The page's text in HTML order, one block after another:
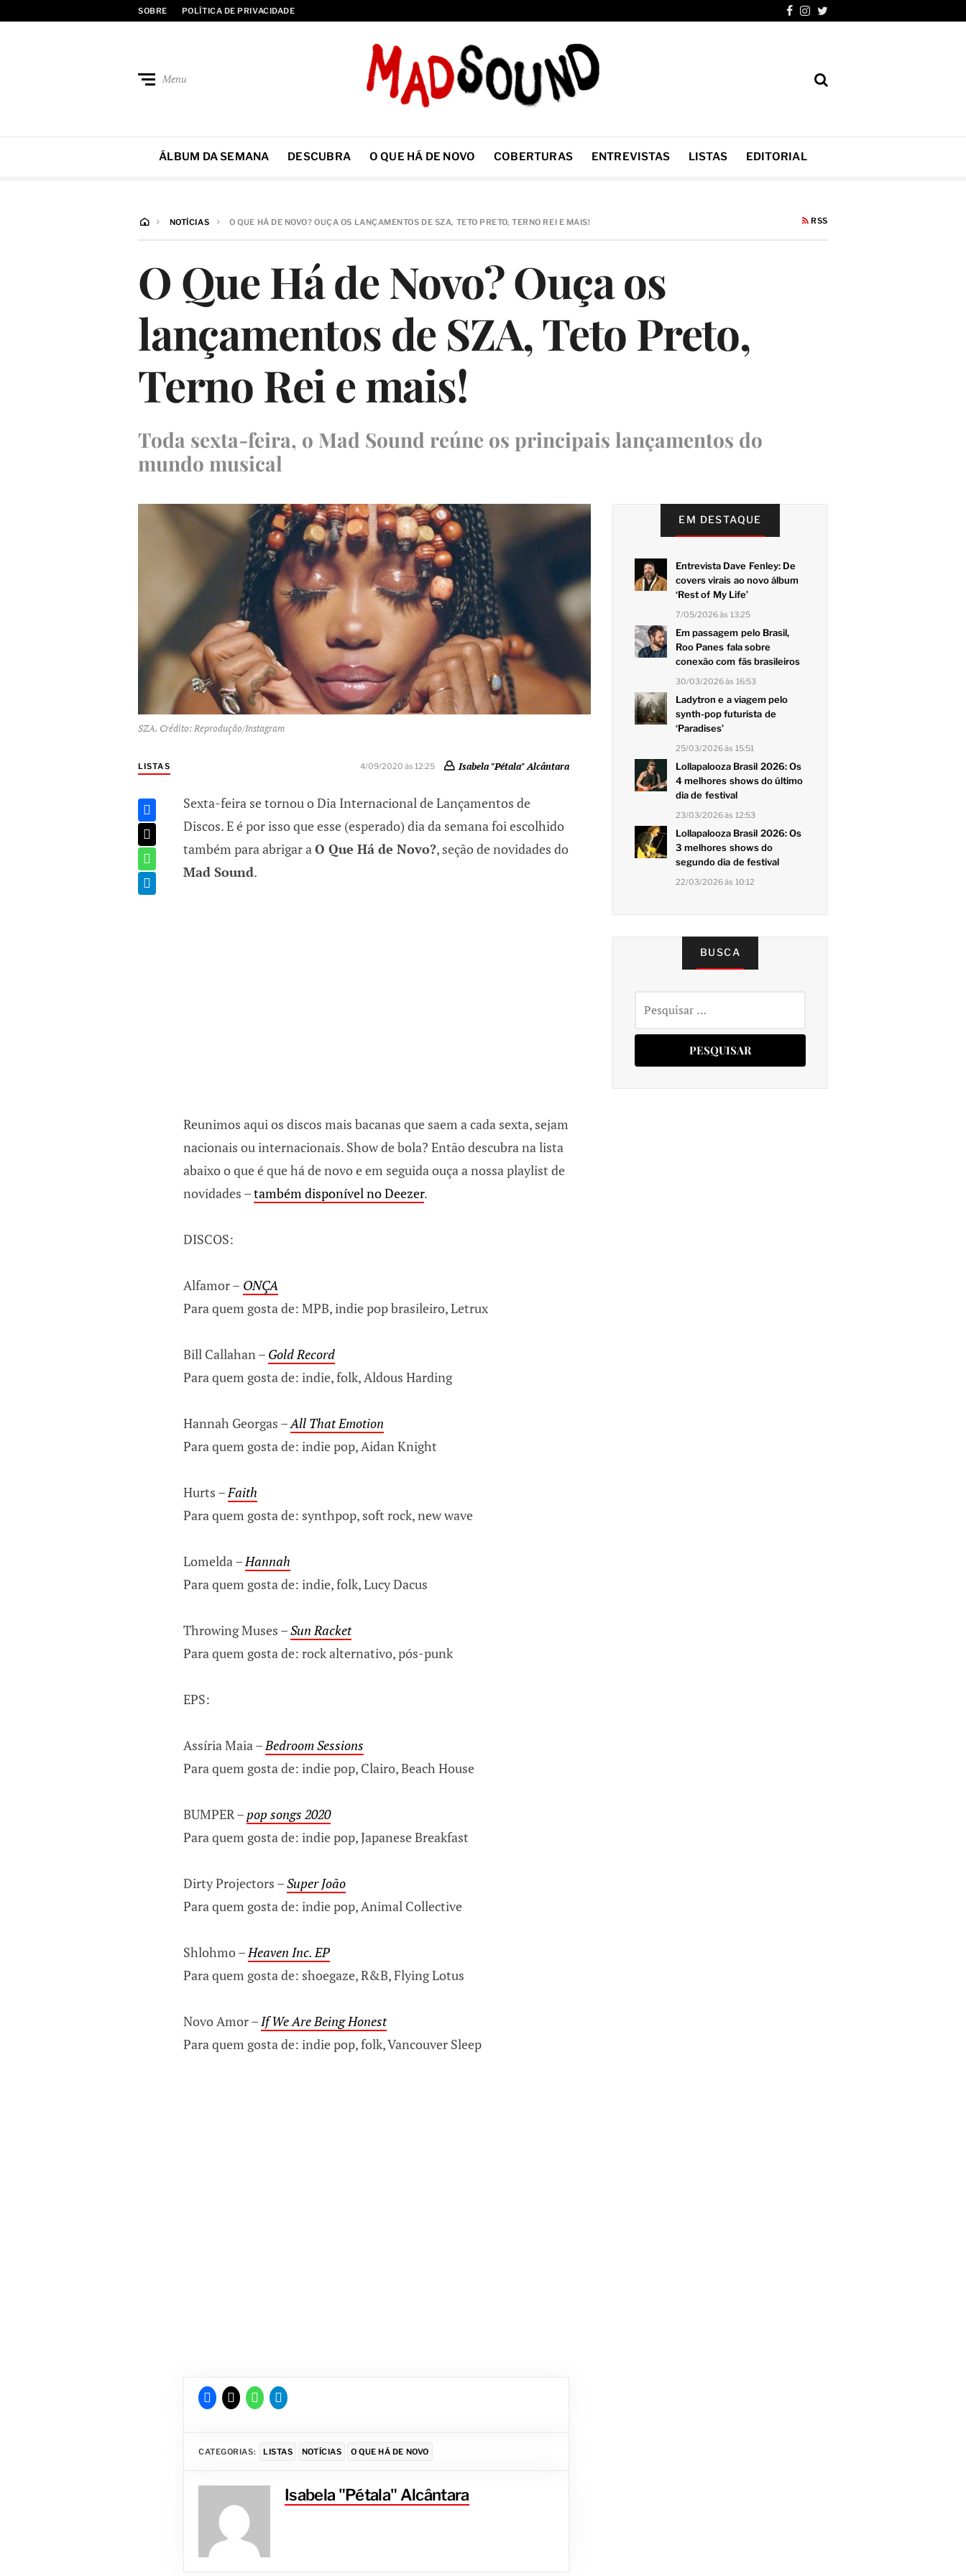
SOBRE POLÍTICA DE PRIVACIDADE
Menu
ÁLBUM DA SEMANA DESCUBRA O QUE HÁ DE NOVO COBERTURAS ENTREVISTAS LISTAS EDITORIAL
NOTÍCIAS O QUE HÁ DE NOVO? OUÇA OS LANÇAMENTOS DE SZA, TETO PRETO, TERNO REI E MAIS! RSS
O Que Há de Novo? Ouça os
lançamentos de SZA, Teto Preto,
Terno Rei e mais!
Toda sexta-feira, o Mad Sound reúne os principais lançamentos do
mundo musical
SZA. Crédito: Reprodução/Instagram
LISTAS 4/09/2020 às 12:25 Isabela "Pétala" Alcântara
Sexta-feira se tornou o Dia Internacional de Lançamentos de
Discos. E é por isso que esse (esperado) dia da semana foi escolhido
também para abrigar aO Que Há de Novo?, seção de novidades do
Mad Sound.
Reunimos aqui os discos mais bacanas que saem a cada sexta, sejam
nacionais ou internacionais. Show de bola? Então descubra na lista
abaixo o que é que há de novo e em seguida ouça a nossa playlist de
novidades –também disponível no Deezer.
DISCOS:
Alfamor – ONÇA
Para quem gosta de: MPB, indie pop brasileiro, Letrux
Bill Callahan – Gold Record
Para quem gosta de: indie, folk, Aldous Harding
Hannah Georgas –All That Emotion
Para quem gosta de: indie pop, Aidan Knight
Hurts –Faith
Para quem gosta de: synthpop, soft rock, new wave
Lomelda –Hannah
Para quem gosta de: indie, folk, Lucy Dacus
Throwing Muses –Sun Racket
Para quem gosta de: rock alternativo, pós-punk
EPS:
Assíria Maia –Bedroom Sessions
Para quem gosta de: indie pop, Clairo, Beach House
BUMPER – pop songs 2020
Para quem gosta de: indie pop, Japanese Breakfast
Dirty Projectors –Super João
Para quem gosta de: indie pop, Animal Collective
Shlohmo –Heaven Inc. EP
Para quem gosta de: shoegaze, R&B, Flying Lotus
Novo Amor –If We Are Being Honest
Para quem gosta de: indie pop, folk, Vancouver Sleep
CATEGORIAS: LISTAS NOTÍCIAS O QUE HÁ DE NOVO
Isabela "Pétala" Alcântara
EM DESTAQUE
Entrevista Dave Fenley: De
covers virais ao novo álbum
‘Rest of My Life’
7/05/2026 às 13:25
Em passagem pelo Brasil,
Roo Panes fala sobre
conexão com fãs brasileiros
30/03/2026 às 16:53
Ladytron e a viagem pelo
synth-pop futurista de
‘Paradises’
25/03/2026 às 15:51
Lollapalooza Brasil 2026: Os
4 melhores shows do último
dia de festival
23/03/2026 às 12:53
Lollapalooza Brasil 2026: Os
3 melhores shows do
segundo dia de festival
22/03/2026 às 10:12
BUSCA
por: